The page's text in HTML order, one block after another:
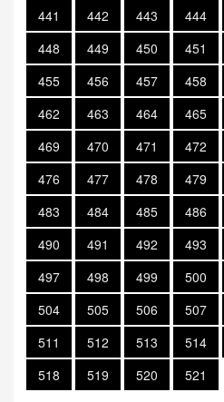
441 442 443 444
448
449 450 451
455
456 457 458
462
463 464 465
469
470 471 472
476
477 478 479
483
484 485 486
490
491 492 493
497
498 499 500
504
505 506 507
511
512 513 514
518
519 520 521